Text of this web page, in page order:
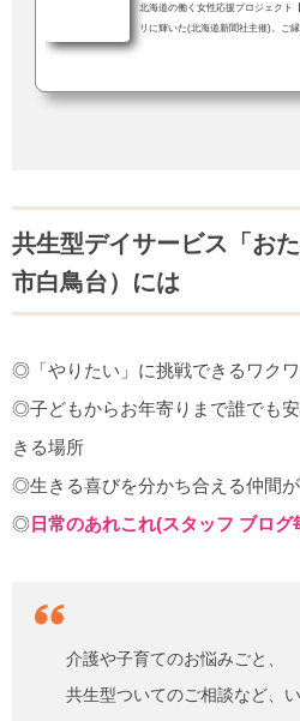
北海道の働く女性応援プロジェクト
リに輝いた(北海道新聞社主催)。ご
結果を伝えると、職員も一緒に大喜
ない。特別な何かをやってるとい
共生型デイサービス「お
市白鳥台）には
◎「やりたい」に挑戦できるワク
◎子どもからお年寄りまで誰でも
きる場所
◎生きる喜びを分かち合える仲間
◎ 日常のあれこれ(スタッフ ブログ
介護や子育てのお悩みごと、
共生型ついてのご相談など、